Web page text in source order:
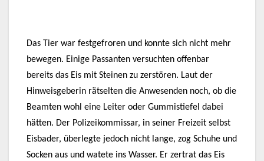
Das Tier war festgefroren und konnte sich nicht mehr
bewegen. Einige Passanten versuchten offenbar
bereits das Eis mit Steinen zu zerstören. Laut der
Hinweisgeberin rätselten die Anwesenden noch, ob die
Beamten wohl eine Leiter oder Gummistiefel dabei
hätten. Der Polizeikommissar, in seiner Freizeit selbst
Eisbader, überlegte jedoch nicht lange, zog Schuhe und
Socken aus und watete ins Wasser. Er zertrat das Eis